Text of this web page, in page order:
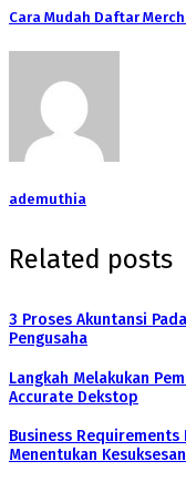
Cara Mudah Daftar
ademuthia
Related posts
3 Proses Akuntansi
Pengusaha
Langkah Melakukan
Accurate Dekstop
Business Requirements
Menentukan